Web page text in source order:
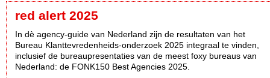
red alert 2025
In dè agency-guide van Nederland zijn de resultaten van het
Bureau Klanttevredenheids-onderzoek 2025 integraal te vinden,
inclusief de bureaupresentaties van de meest foxy bureaus van
Nederland: de FONK150 Best Agencies 2025.